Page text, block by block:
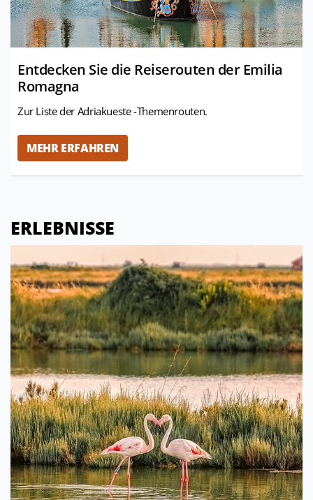
Entdecken Sie die Reiserouten der Emilia
Romagna
Zur Liste der Adriakueste -Themenrouten.
MEHR ERFAHREN
ERLEBNISSE